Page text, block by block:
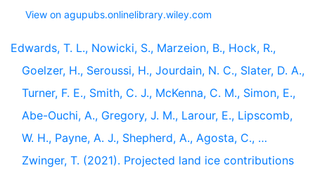
View on agupubs.onlinelibrary.wiley.com
Edwards, T. L., Nowicki, S., Marzeion, B., Hock, R.,
Goelzer, H., Seroussi, H., Jourdain, N. C., Slater, D. A.,
Turner, F. E., Smith, C. J., McKenna, C. M., Simon, E.,
Abe-Ouchi, A., Gregory, J. M., Larour, E., Lipscomb,
W. H., Payne, A. J., Shepherd, A., Agosta, C., …
Zwinger, T. (2021). Projected land ice contributions